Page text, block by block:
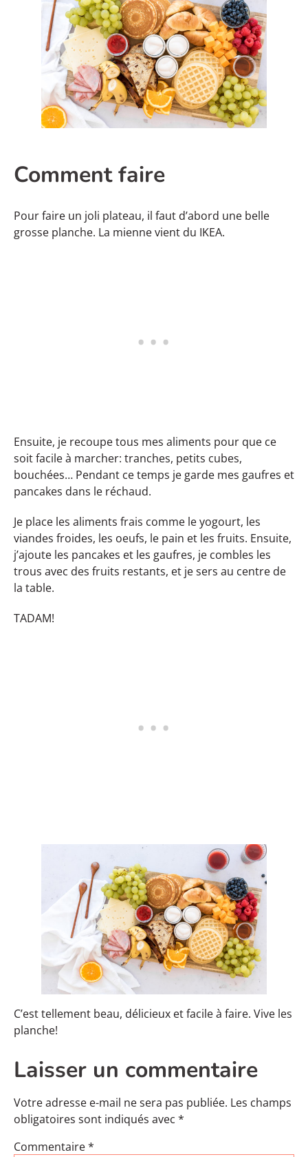
Comment faire
Pour faire un joli plateau, il faut d’abord une belle
grosse planche. La mienne vient du IKEA.
Ensuite, je recoupe tous mes aliments pour que ce
soit facile à marcher: tranches, petits cubes,
bouchées… Pendant ce temps je garde mes gaufres et
pancakes dans le réchaud.
Je place les aliments frais comme le yogourt, les
viandes froides, les oeufs, le pain et les fruits. Ensuite,
j’ajoute les pancakes et les gaufres, je combles les
trous avec des fruits restants, et je sers au centre de
la table.
TADAM!
C’est tellement beau, délicieux et facile à faire. Vive les
planche!
Laisser un commentaire
Votre adresse e-mail ne sera pas publiée. Les champs
obligatoires sont indiqués avec *
Commentaire*